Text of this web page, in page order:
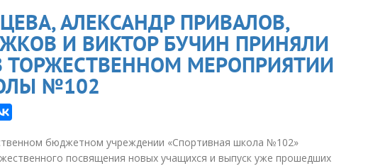
АЛЕКСАНДР ПРИВАЛОВ,
И ВИКТОР БУЧИН ПРИНЯЛИ
ТОРЖЕСТВЕННОМ МЕРОПРИЯТИИ
№102
бюджетном учреждении «Спортивная школа №102»
посвящения новых учащихся и выпуск уже прошедших